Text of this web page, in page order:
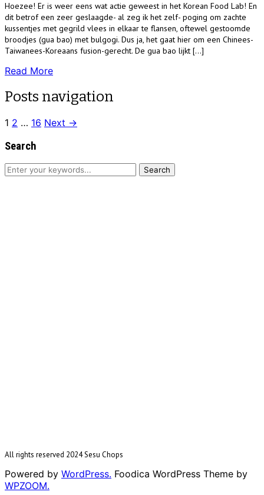
Hoezee! Er is weer eens wat actie geweest in het Korean Food Lab! En
dit betrof een zeer geslaagde- al zeg ik het zelf- poging om zachte
kussentjes met gegrild vlees in elkaar te flansen, oftewel gestoomde
broodjes (gua bao) met bulgogi. Dus ja, het gaat hier om een Chinees-
Taiwanees-Koreaans fusion-gerecht. De gua bao lijkt […]
Read More
Posts navigation
1 2 … 16 Next →
Search
All rights reserved 2024 Sesu Chops
Powered by WordPress. Foodica WordPress Theme by
WPZOOM.